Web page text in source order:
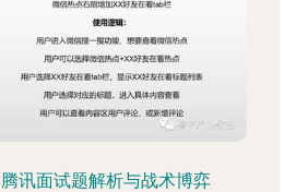
讯面试题解析与战术博弈